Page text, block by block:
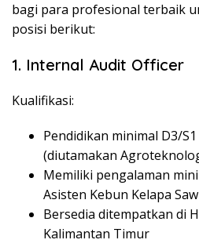
bagi para profesional terbaik
posisi berikut:
1. Internal Audit Officer
Kualifikasi:
Pendidikan minimal D3/
(diutamakan
Memiliki pengalaman
Asisten Kebun Kelapa
Bersedia ditempatkan di
Kalimantan Timur